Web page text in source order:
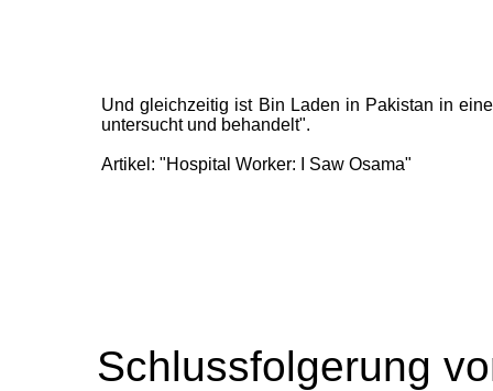
Und gleichzeitig ist Bin Laden in Pakistan in
untersucht und behandelt".
Artikel: "Hospital Worker: I Saw Osama"
Schlussfolgerung